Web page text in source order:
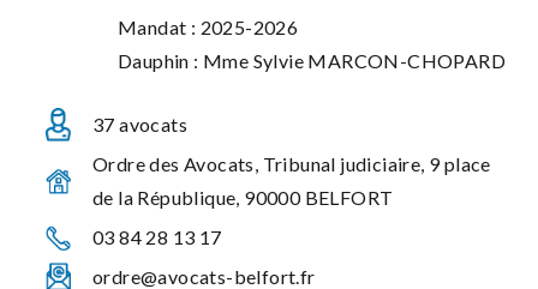
Mandat : 2025-2026
Dauphin : Mme Sylvie MARCON-CHOPARD
37 avocats
Ordre des Avocats, Tribunal judiciaire, 9 place
de la République, 90000 BELFORT
03 84 28 13 17
ordre@avocats-belfort.fr